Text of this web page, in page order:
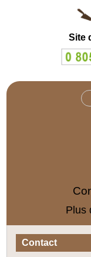
Site
Plus
Contact